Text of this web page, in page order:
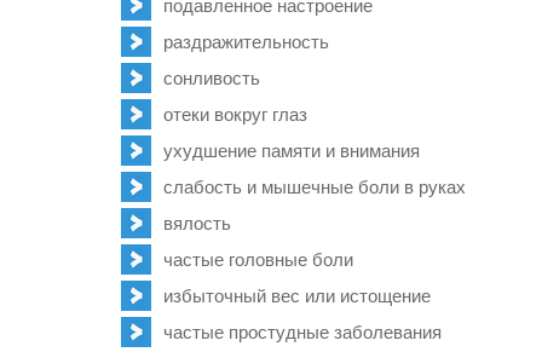
подавленное настроение
раздражительность
сонливость
отеки вокруг глаз
ухудшение памяти и внимания
слабость и мышечные боли в руках
вялость
частые головные боли
избыточный вес или истощение
частые простудные заболевания